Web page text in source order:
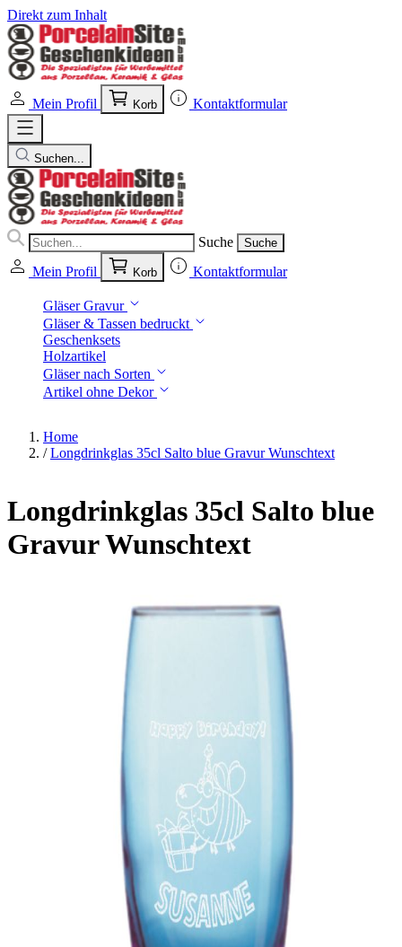
Direkt zum Inhalt
Mein Profil Korb Kontaktformular
Suchen...
Suche Suche
Mein Profil Korb Kontaktformular
Gläser Gravur
Gläser & Tassen bedruckt
Geschenksets
Holzartikel
Gläser nach Sorten
Artikel ohne Dekor
Home
/ Longdrinkglas 35cl Salto blue Gravur Wunschtext
Longdrinkglas 35cl Salto blue
Gravur Wunschtext